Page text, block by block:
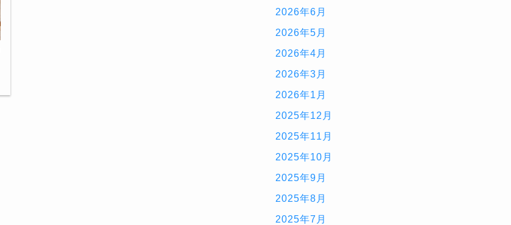
2026年6月
2026年5月
2026年4月
2026年3月
2026年1月
2025年12月
2025年11月
2025年10月
2025年9月
2025年8月
2025年7月